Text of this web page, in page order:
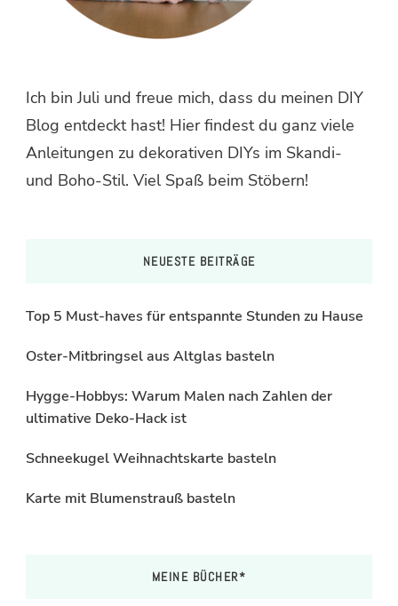
Ich bin Juli und freue mich, dass du meinen DIY
Blog entdeckt hast! Hier findest du ganz viele
Anleitungen zu dekorativen DIYs im Skandi-
und Boho-Stil. Viel Spaß beim Stöbern!
NEUESTE BEITRÄGE
Top 5 Must-haves für entspannte Stunden zu Hause
Oster-Mitbringsel aus Altglas basteln
Hygge-Hobbys: Warum Malen nach Zahlen der
ultimative Deko-Hack ist
Schneekugel Weihnachtskarte basteln
Karte mit Blumenstrauß basteln
MEINE BÜCHER*